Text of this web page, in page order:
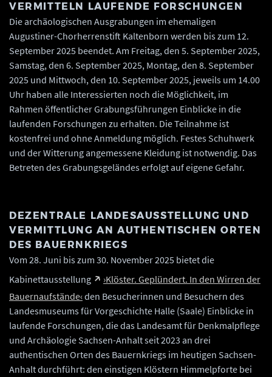
VERMITTELN LAUFENDE FORSCHUNGEN
Die archäologischen Ausgrabungen im ehemaligen
Augustiner-Chorherrenstift Kaltenborn werden bis zum 12.
September 2025 beendet. Am Freitag, den 5. September 2025,
Samstag, den 6. September 2025, Montag, den 8. September
2025 und Mittwoch, den 10. September 2025, jeweils um 14.00
Uhr haben alle Interessierten noch die Möglichkeit, im
Rahmen öffentlicher Grabungsführungen Einblicke in die
laufenden Forschungen zu erhalten. Die Teilnahme ist
kostenfrei und ohne Anmeldung möglich. Festes Schuhwerk
und der Witterung angemessene Kleidung ist notwendig. Das
Betreten des Grabungsgeländes erfolgt auf eigene Gefahr.
DEZENTRALE LANDESAUSSTELLUNG UND
VERMITTLUNG AN AUTHENTISCHEN ORTEN
DES BAUERNKRIEGS
Vom 28. Juni bis zum 30. November 2025 bietet die
Kabinettausstellung
›Klöster. Geplündert. In den Wirren der
Bauernaufstände‹den Besucherinnen und Besuchern des
Landesmuseums für Vorgeschichte Halle (Saale) Einblicke in
laufende Forschungen, die das Landesamt für Denkmalpflege
und Archäologie Sachsen-Anhalt seit 2023 an drei
authentischen Orten des Bauernkriegs im heutigen Sachsen-
Anhalt durchführt: den einstigen Klöstern Himmelpforte bei